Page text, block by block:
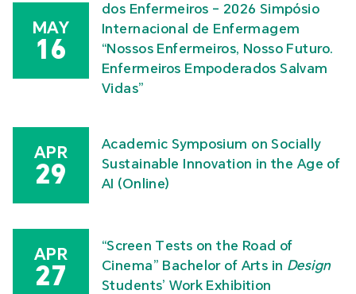
MAY
16
dos Enfermeiros – 2026 Simpósio
Internacional de Enfermagem
“Nossos Enfermeiros, Nosso Futuro.
Enfermeiros Empoderados Salvam
Vidas”
APR
29
Academic Symposium on Socially
Sustainable Innovation in the Age of
AI (Online)
APR
27
“Screen Tests on the Road of
Cinema” Bachelor of Arts in Design
Students’ Work Exhibition